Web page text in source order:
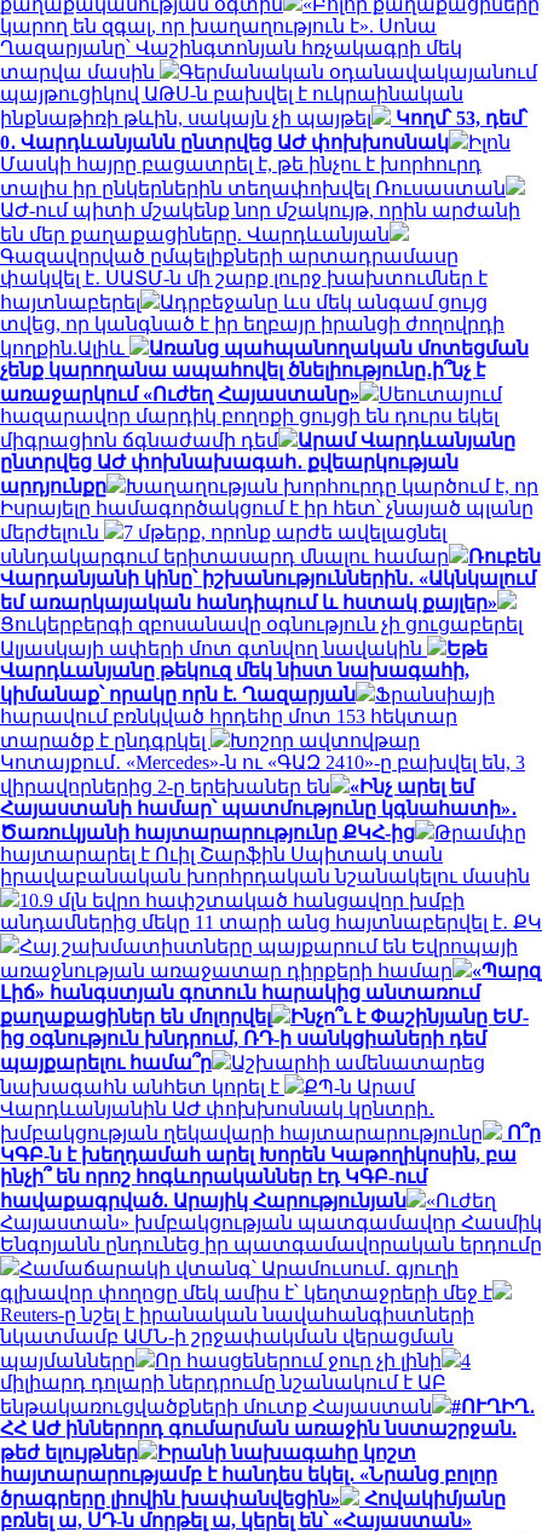
կարող են զգալ, որ խաղաղություն է». Սոնա
Ղազարյանը՝ Վաշինգտոնյան հռչակագրի մեկ
տարվա մասին
Գերմանական օդանավակայանում
պայթուցիկով ԱԹՍ-ն բախվել է ուկրաինական
ինքնաթիռի թևին, սակայն չի պայթել
Կողմ՝ 53, դեմ՝
0․ Վարդևանյանն ընտրվեց ԱԺ փոխխոսնակ
Իլոն
Մասկի հայրը բացատրել է, թե ինչու է խորհուրդ
տալիս իր ընկերներին տեղափոխվել Ռուսաստան
ԱԺ-ում պիտի մշակենք նոր մշակույթ, որին արժանի
են մեր քաղաքացիները. Վարդևանյան
Գազավորված ըմպելիքների արտադրամասը
փակվել է․ ՍԱՏՄ-ն մի շարք լուրջ խախտումներ է
հայտնաբերել
Ադրբեջանը ևս մեկ անգամ ցույց
տվեց, որ կանգնած է իր եղբայր իրանցի ժողովրդի
կողքին.Ալիև
Առանց պահպանողական մոտեցման
չենք կարողանա ապահովել ծնելիությունը․ի՞նչ է
առաջարկում «Ուժեղ Հայաստանը»
Սեուտայում
հազարավոր մարդիկ բողոքի ցույցի են դուրս եկել
միգրացիոն ճգնաժամի դեմ
Արամ Վարդևանյանը
ընտրվեց ԱԺ փոխնախագահ․ քվեարկության
արդյունքը
Խաղաղության խորհուրդը կարծում է, որ
Իսրայելը համագործակցում է իր հետ՝ չնայած պլանը
մերժելուն
7 մթերք, որոնք արժե ավելացնել
սննդակարգում երիտասարդ մնալու համար
Ռուբեն
Վարդանյանի կինը՝ իշխանություններին․ «Ակնկալում
եմ առարկայական հանդիպում և հստակ քայլեր»
Ցուկերբերգի զբոսանավը օգնություն չի ցուցաբերել
Ալյասկայի ափերի մոտ գտնվող նավակին
Եթե
Վարդևանյանը թեկուզ մեկ նիստ նախագահի,
կիմանաք՝ որակը որն է. Ղազարյան
Ֆրանսիայի
հարավում բռնկված հրդեհը մոտ 153 հեկտար
տարածք է ընդգրկել
Խոշոր ավտովթար
Կոտայքում․ «Mercedes»-ն ու «ԳԱԶ 2410»-ը բախվել են, 3
վիրավորներից 2-ը երեխաներ են
«Ինչ արել եմ
Հայաստանի համար՝ պատմությունը կգնահատի»․
Ծառուկյանի հայտարարությունը ՔԿՀ-ից
Թրամփը
հայտարարել է Ուիլ Շարֆին Սպիտակ տան
իրավաբանական խորհրդական նշանակելու մասին
10.9 մլն եվրո հափշտակած հանցավոր խմբի
անդամներից մեկը 11 տարի անց հայտնաբերվել է․ ՔԿ
Հայ շախմատիստները պայքարում են Եվրոպայի
առաջնության առաջատար դիրքերի համար
«Պարզ
Լիճ» հանգստյան գոտուն հարակից անտառում
քաղաքացիներ են մոլորվել
Ինչո՞ւ է Փաշինյանը ԵՄ-
ից օգնություն խնդրում, ՌԴ-ի սանկցիաների դեմ
պայքարելու համա՞ր
Աշխարհի ամենատարեց
նախագահն անհետ կորել է
ՔՊ-ն Արամ
Վարդևանյանին ԱԺ փոխխոսնակ կընտրի․
խմբակցության ղեկավարի հայտարարությունը
Ո՞ր
ԿԳԲ-ն է խեղդամահ արել Խորեն Կաթողիկոսին, բա
ինչի՞ են որոշ հոգևորականներ էդ ԿԳԲ-ում
հավաքագրված. Արայիկ Հարությունյան
«Ուժեղ
Հայաստան» խմբակցության պատգամավոր Հասմիկ
Ենգոյանն ընդունեց իր պատգամավորական երդումը
Համաճարակի վտանգ՝ Արամուսում․ գյուղի
գլխավոր փողոցը մեկ ամիս է՝ կեղտաջրերի մեջ է
Reuters-ը նշել է իրանական նավահանգիստների
նկատմամբ ԱՄՆ-ի շրջափակման վերացման
պայմանները
Որ հասցեներում ջուր չի լինի
4
միլիարդ դոլարի ներդրումը նշանակում է ԱԲ
ենթակառուցվածքների մուտք Հայաստան
#ՈՒՂԻՂ․
ՀՀ ԱԺ իններորդ գումարման առաջին նստաշրջան.
թեժ ելույթներ
Իրանի նախագահը կոշտ
հայտարարությամբ է հանդես եկել․ «Նրանց բոլոր
ծրագրերը լիովին խափանվեցին»
Հովակիմյանը
բռնել ա, ՍԴ-ն մորթել ա, կերել են՝ «Հայաստան»